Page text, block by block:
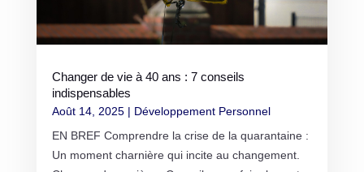
Changer de vie à 40 ans : 7 conseils
indispensables
Août 14, 2025| Développement Personnel
EN BREF Comprendre la crise de la quarantaine :
Un moment charnière qui incite au changement.